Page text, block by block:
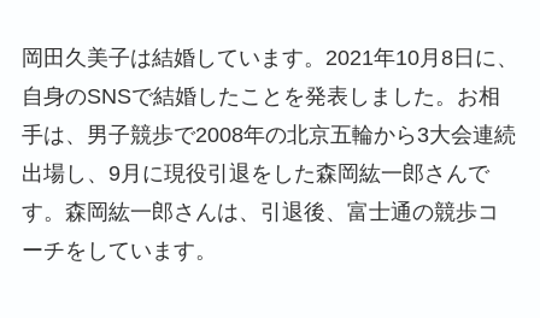
岡田久美子は結婚しています。2021年10月8日に、
自身のSNSで結婚したことを発表しました。お相
手は、男子競歩で2008年の北京五輪から3大会連続
出場し、9月に現役引退をした森岡紘一郎さんで
す。森岡紘一郎さんは、引退後、富士通の競歩コ
ーチをしています。